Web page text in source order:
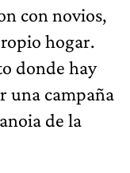
con novios,
hogar.
donde hay
una campaña
de la